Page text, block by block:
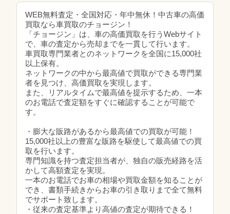
WEB無料査定・全国対応・年中無休！中古車の高価
買取なら車買取のチョージン！
「チョージン」は、車の高価買取を行うWebサイト
で、車の査定から売却までを一貫して行います。
車買取専門業者とのネットワークを全国に15,000社
以上保有。
ネットワークの中から最高値で買取ができる専門業
者を見つけ、高価買取を実現します。
また、リアルタイムで最高値を提示するため、一本
のお電話で査定額をすぐに確認することが可能で
す。
・膨大な販路があるから最高値での買取が可能！
15,000社以上の豊富な販路を駆使して最高値での買
取を行います。
専門知識を持つ査定担当者が、独自の販売経路を活
かして高額査定を実現。
一本のお電話でお車の相場や買取金額を知ることが
でき、書類手続きからお車の引き取りまで全て無料
でサポート致します。
・従来の査定基準より高値の査定が期待できる！